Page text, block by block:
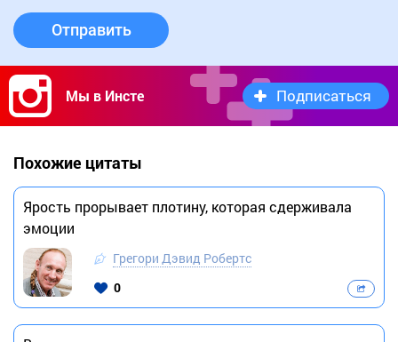
Отправить
Мы в Инсте Подписаться
Похожие цитаты
Ярость прорывает плотину, которая сдерживала
эмоции
Грегори Дэвид Робертс
0